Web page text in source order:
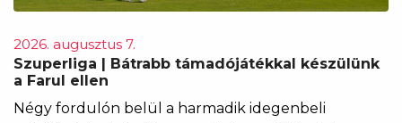
2026. augusztus 7.
Szuperliga | Bátrabb támadójátékkal készülünk
a Farul ellen
Négy fordulón belül a harmadik idegenbeli